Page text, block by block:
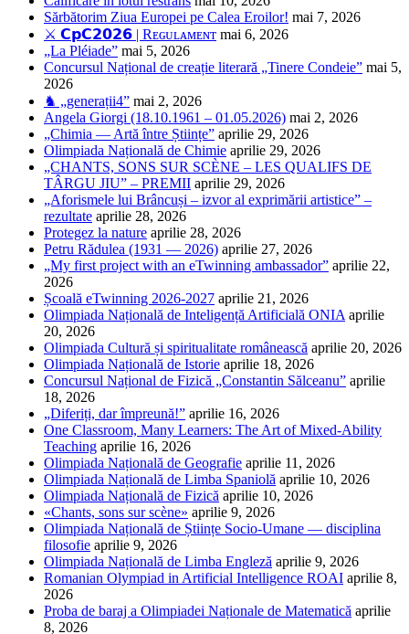
Sărbătorim Ziua Europei pe Calea Eroilor! mai 7, 2026
⚔️ 𝗖𝗽𝗖𝟮𝟬𝟮𝟲 | Rᴇɢᴜʟᴀᴍᴇɴᴛ mai 6, 2026
„La Pléiade” mai 5, 2026
Concursul Național de creație literară „Tinere Condeie” mai 5,
2026
♞ „generații4” mai 2, 2026
Angela Giorgi (18.10.1961 – 01.05.2026) mai 2, 2026
„Chimia — Artă între Științe” aprilie 29, 2026
Olimpiada Națională de Chimie aprilie 29, 2026
„CHANTS, SONS SUR SCÈNE – LES QUALIFS DE
TÂRGU JIU” – PREMII aprilie 29, 2026
„Aforismele lui Brâncuși – izvor al exprimării artistice” –
rezultate aprilie 28, 2026
Protegez la nature aprilie 28, 2026
Petru Rădulea (1931 — 2026) aprilie 27, 2026
„My first project with an eTwinning ambassador” aprilie 22,
2026
Școală eTwinning 2026-2027 aprilie 21, 2026
Olimpiada Națională de Inteligență Artificială ONIA aprilie
20, 2026
Olimpiada Cultură și spiritualitate românească aprilie 20, 2026
Olimpiada Națională de Istorie aprilie 18, 2026
Concursul Național de Fizică „Constantin Sălceanu” aprilie
18, 2026
„Diferiți, dar împreună!” aprilie 16, 2026
One Classroom, Many Learners: The Art of Mixed-Ability
Teaching aprilie 16, 2026
Olimpiada Națională de Geografie aprilie 11, 2026
Olimpiada Națională de Limba Spaniolă aprilie 10, 2026
Olimpiada Națională de Fizică aprilie 10, 2026
«Chants, sons sur scène» aprilie 9, 2026
Olimpiada Națională de Științe Socio-Umane — disciplina
filosofie aprilie 9, 2026
Olimpiada Națională de Limba Engleză aprilie 9, 2026
Romanian Olympiad in Artificial Intelligence ROAI aprilie 8,
2026
Proba de baraj a Olimpiadei Naționale de Matematică aprilie
8, 2026